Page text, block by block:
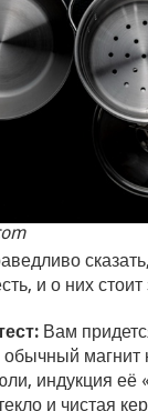
и о них стоит
Вам
магнит
индукция её
и чистая